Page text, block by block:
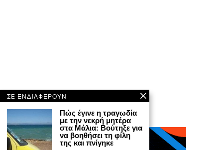
ΣΕ ΕΝΔΙΑΦΕΡΟΥΝ
Πώς έγινε η τραγωδία
με την νεκρή μητέρα
στα Μάλια: Βούτηξε για
να βοηθήσει τη φίλη
της και πνίγηκε